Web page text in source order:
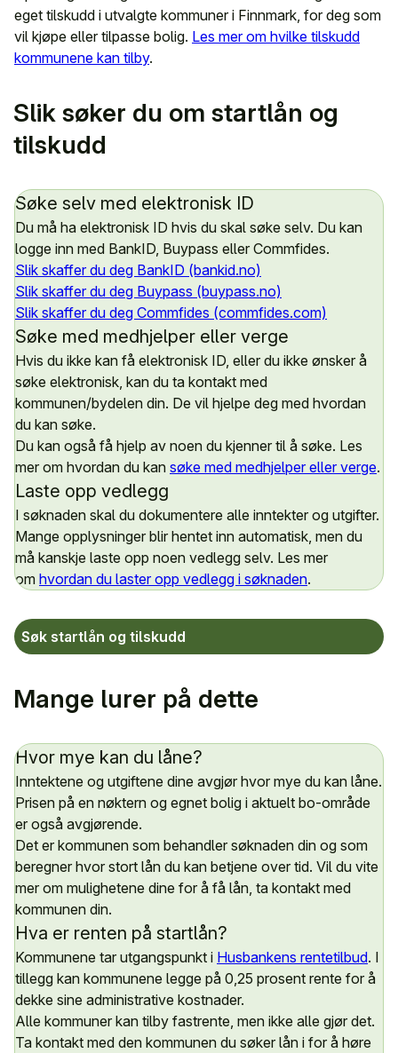
eget tilskudd i utvalgte kommuner i Finnmark, for deg som
vil kjøpe eller tilpasse bolig. Les mer om hvilke tilskudd
kommunene kan tilby.
Slik søker du om startlån og
tilskudd
Søke selv med elektronisk ID
Du må ha elektronisk ID hvis du skal søke selv. Du kan
logge inn med BankID, Buypass eller Commfides.
Slik skaffer du deg BankID (bankid.no)
Slik skaffer du deg Buypass (buypass.no)
Slik skaffer du deg Commfides (commfides.com)
Søke med medhjelper eller verge
Hvis du ikke kan få elektronisk ID, eller du ikke ønsker å
søke elektronisk, kan du ta kontakt med
kommunen/bydelen din. De vil hjelpe deg med hvordan
du kan søke.
Du kan også få hjelp av noen du kjenner til å søke. Les
mer om hvordan du kan søke med medhjelper eller verge.
Laste opp vedlegg
I søknaden skal du dokumentere alle inntekter og utgifter.
Mange opplysninger blir hentet inn automatisk, men du
må kanskje laste opp noen vedlegg selv. Les mer
om hvordan du laster opp vedlegg i søknaden.
Søk startlån og tilskudd
Mange lurer på dette
Hvor mye kan du låne?
Inntektene og utgiftene dine avgjør hvor mye du kan låne.
Prisen på en nøktern og egnet bolig i aktuelt bo-område
er også avgjørende.
Det er kommunen som behandler søknaden din og som
beregner hvor stort lån du kan betjene over tid. Vil du vite
mer om mulighetene dine for å få lån, ta kontakt med
kommunen din.
Hva er renten på startlån?
Kommunene tar utgangspunkt i Husbankens rentetilbud. I
tillegg kan kommunene legge på 0,25 prosent rente for å
dekke sine administrative kostnader.
Alle kommuner kan tilby fastrente, men ikke alle gjør det.
Ta kontakt med den kommunen du søker lån i for å høre